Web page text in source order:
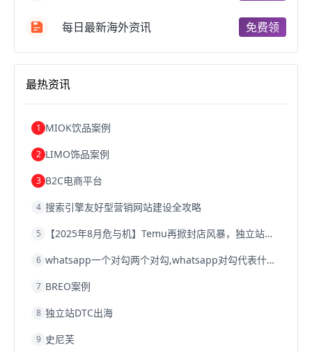
跨境电商b2b阿里巴巴跨境电商
跨境电商关税
跨境电商建站
浙江跨境电商宁波跨境电商跨境电商的模式
跨境电商优势跨境电商的优势
每日最新海外资讯 免费领
最热资讯
1 MIOK饮品案例
2 LIMO饰品案例
3 B2C电商平台
4 搜索引擎友好型营销网站建设全攻略
5 【2025年8月危与机】Temu再掀封店风暴，独立站才是跨境卖家的避险通道
6 whatsapp一个对勾两个对勾,whatsapp对勾代表什么意思
7 BREO案例
8 独立站DTC出海
9 史尼芙